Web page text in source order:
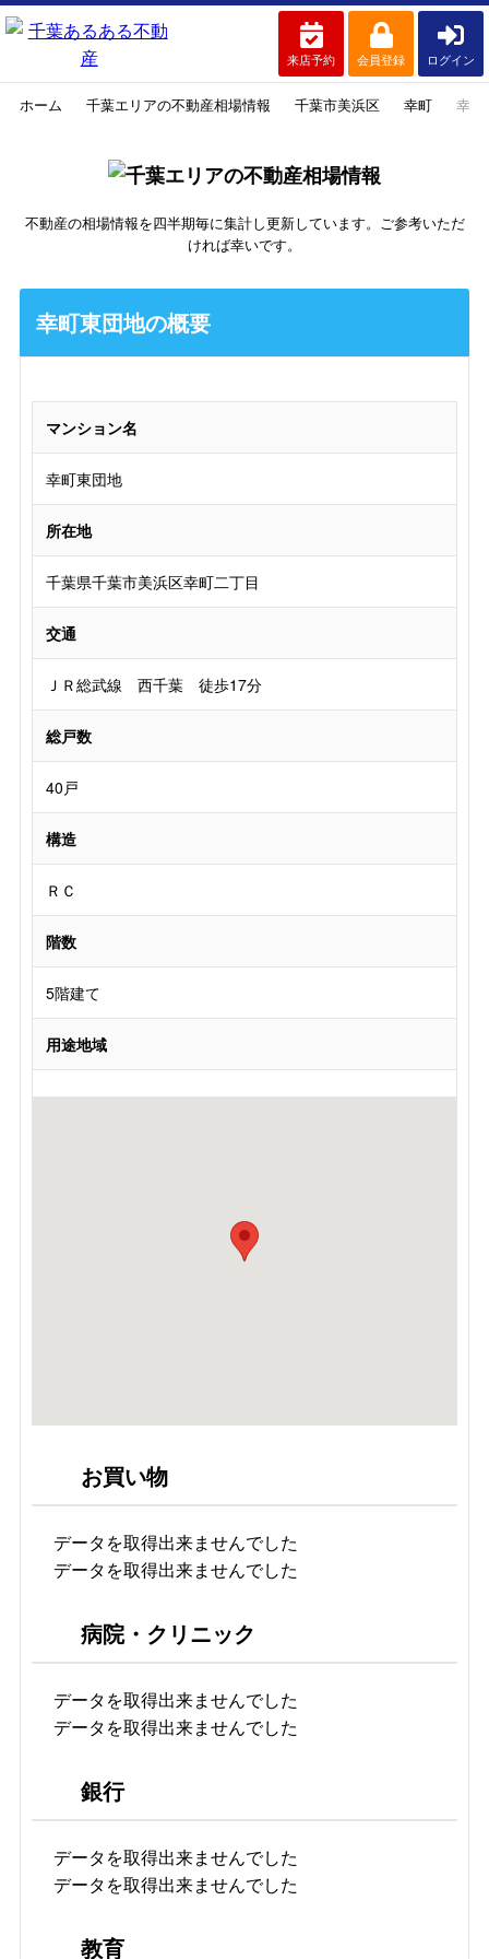
来店予約 会員登録 ログイン
ホーム 千葉エリアの不動産相場情報 千葉市美浜区 幸町 幸町
不動産の相場情報を四半期毎に集計し更新しています。ご参考いただ
ければ幸いです。
幸町東団地の概要
マンション名
幸町東団地
所在地
千葉県千葉市美浜区幸町二丁目
交通
ＪＲ総武線 西千葉 徒歩17分
総戸数
40戸
構造
ＲＣ
階数
5階建て
用途地域
お買い物
データを取得出来ませんでした
データを取得出来ませんでした
病院・クリニック
データを取得出来ませんでした
データを取得出来ませんでした
銀行
データを取得出来ませんでした
データを取得出来ませんでした
教育